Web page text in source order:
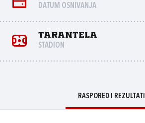
DATUM OSNIVANJA
Tarantela
STADION
RASPORED I REZULTATI